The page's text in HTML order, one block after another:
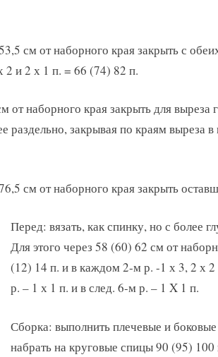
см от наборного края закрыть с
и 2 х 1 п. = 66 (74) 82 п.
от наборного края закрыть для
раздельно, закрывая по краям выреза
см от наборного края закрыть
Перед: вязать, как спинку, но с более
Для этого через 58 (60) 62 см от
(12) 14 п. и в каждом 2-м р. -1 х 3, 2 х 2
р. – 1 х 1 п. и в след. 6-м р. – 1 X 1 п.
Сборка: выполнить плечевые и
набрать на круговые спицы 90 (95) 100